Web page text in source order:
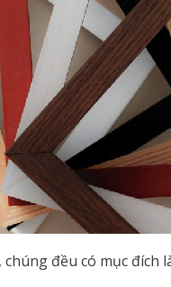
đều có mục đích